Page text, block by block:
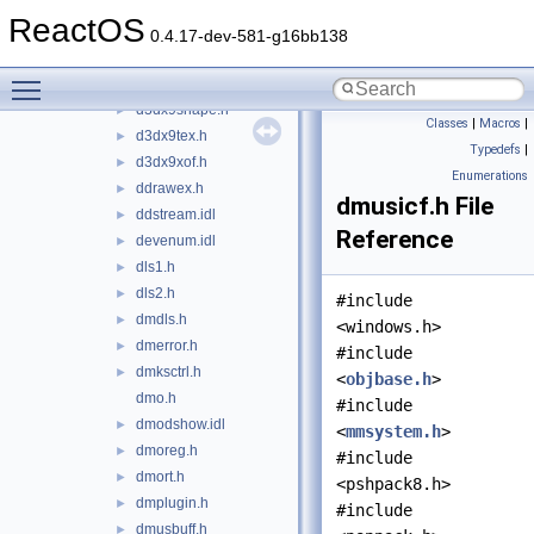
ReactOS 0.4.17-dev-581-g16bb138
► d3dx9math.h
► d3dx9shape.h
► d3dx9tex.h
► d3dx9xof.h
► ddrawex.h
► ddstream.idl
► devenum.idl
► dls1.h
► dls2.h
► dmdls.h
► dmerror.h
►
dmksctrl.h
dmo.h
► dmodshow.idl
► dmoreg.h
► dmort.h
► dmplugin.h
► dmusbuff.h
Classes | Macros |
Typedefs |
Enumerations
dmusicf.h File
Reference
#include
<windows.h>
#include
<objbase.h>
#include
<mmsystem.h>
#include
<pshpack8.h>
#include